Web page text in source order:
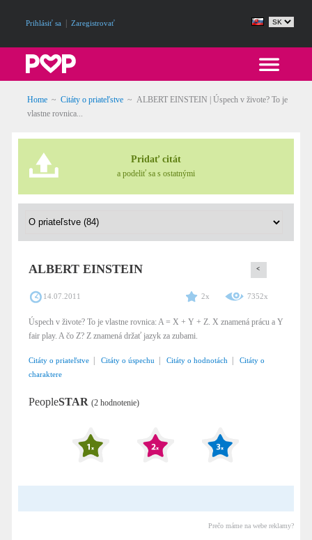
Prihlásiť sa Zaregistrovať
Home ~ Citáty o priateľstve ~ ALBERT EINSTEIN | Úspech v živote? To je
vlastne rovnica...
Pridať citát
a podeliť sa s ostatnými
ALBERT EINSTEIN <
14.07.2011 2x 7352x
Úspech v živote? To je vlastne rovnica: A = X + Y + Z. X znamená prácu a Y
fair play. A čo Z? Z znamená držať jazyk za zubami.
Citáty o priateľstve | Citáty o úspechu | Citáty o hodnotách | Citáty o
charaktere
PeopleSTAR (2 hodnotenie)
Prečo máme na webe reklamy?